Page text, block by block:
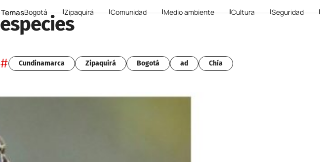
Bogotá Zipaquirá Comunidad Medio ambiente Cultura Seguridad
especies
# Cundinamarca Zipaquirá Bogotá ad Chía